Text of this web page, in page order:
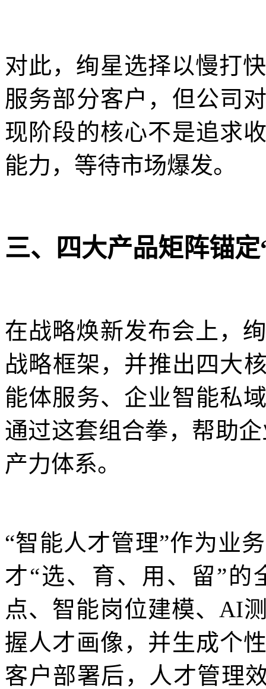
对此，绚星选择以慢打
服务部分客户，但公司
现阶段的核心不是追求
能力，等待市场爆发。
三、四大产品矩阵锚
在战略焕新发布会上，
战略框架，并推出四大
能体服务、企业智能私
通过这套组合拳，帮助
产力体系。
“智能人才管理”作为业
才“选、育、用、留”
点、智能岗位建模、AI
握人才画像，并生成个
客户部署后，人才管理